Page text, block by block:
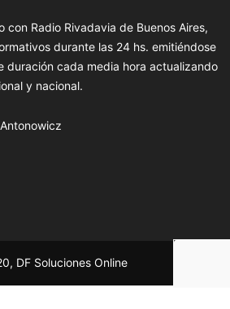
con Radio Rivadavia de Buenos Aires,
durante las 24 hs. emitiéndose
duración cada media hora actualizando
y nacional.
DF Soluciones Online